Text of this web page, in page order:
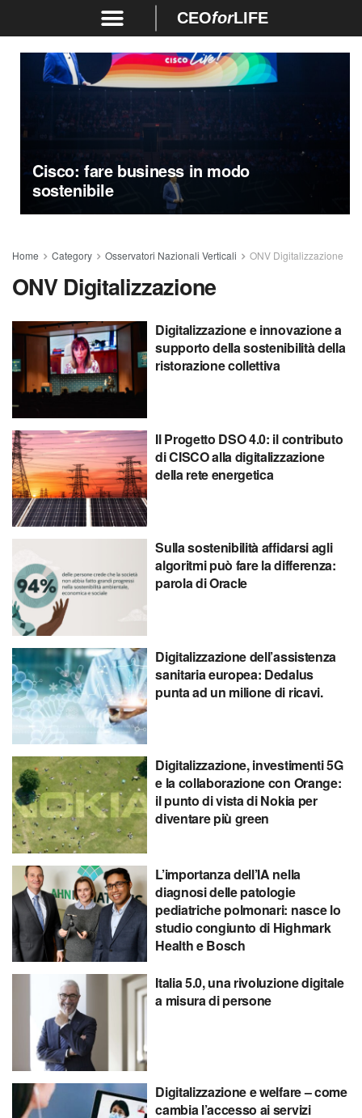
CEOforLIFE
Cisco: fare business in modo
sostenibile
Home Category Osservatori Nazionali Verticali ONV Digitalizzazione
ONV Digitalizzazione
Digitalizzazione e innovazione a
supporto della sostenibilità della
ristorazione collettiva
Il Progetto DSO 4.0: il contributo
di CISCO alla digitalizzazione
della rete energetica
Sulla sostenibilità affidarsi agli
algoritmi può fare la differenza:
parola di Oracle
Digitalizzazione dell’assistenza
sanitaria europea: Dedalus
punta ad un milione di ricavi.
Digitalizzazione, investimenti 5G
e la collaborazione con Orange:
il punto di vista di Nokia per
diventare più green
L’importanza dell’IA nella
diagnosi delle patologie
pediatriche polmonari: nasce lo
studio congiunto di Highmark
Health e Bosch
Italia 5.0, una rivoluzione digitale
a misura di persone
Digitalizzazione e welfare – come
cambia l’accesso ai servizi